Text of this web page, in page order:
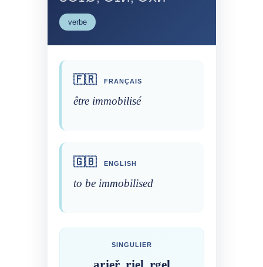
verbe
🇫🇷 FRANÇAIS
être immobilisé
🇬🇧 ENGLISH
to be immobilised
SINGULIER